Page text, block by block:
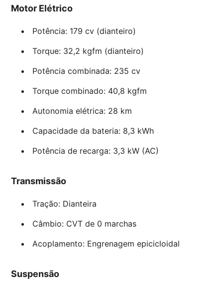
Motor Elétrico
Potência: 179 cv (dianteiro)
Torque: 32,2 kgfm (dianteiro)
Potência combinada: 235 cv
Torque combinado: 40,8 kgfm
Autonomia elétrica: 28 km
Capacidade da bateria: 8,3 kWh
Potência de recarga: 3,3 kW (AC)
Transmissão
Tração: Dianteira
Câmbio: CVT de 0 marchas
Acoplamento: Engrenagem epicicloidal
Suspensão